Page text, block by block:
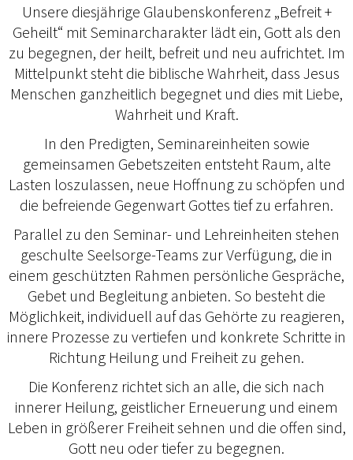
Unsere diesjährige Glaubenskonferenz „Befreit +
Geheilt“ mit Seminarcharakter lädt ein, Gott als den
zu begegnen, der heilt, befreit und neu aufrichtet. Im
Mittelpunkt steht die biblische Wahrheit, dass Jesus
Menschen ganzheitlich begegnet und dies mit Liebe,
Wahrheit und Kraft.
In den Predigten, Seminareinheiten sowie
gemeinsamen Gebetszeiten entsteht Raum, alte
Lasten loszulassen, neue Hoffnung zu schöpfen und
die befreiende Gegenwart Gottes tief zu erfahren.
Parallel zu den Seminar- und Lehreinheiten stehen
geschulte Seelsorge-Teams zur Verfügung, die in
einem geschützten Rahmen persönliche Gespräche,
Gebet und Begleitung anbieten. So besteht die
Möglichkeit, individuell auf das Gehörte zu reagieren,
innere Prozesse zu vertiefen und konkrete Schritte in
Richtung Heilung und Freiheit zu gehen.
Die Konferenz richtet sich an alle, die sich nach
innerer Heilung, geistlicher Erneuerung und einem
Leben in größerer Freiheit sehnen und die offen sind,
Gott neu oder tiefer zu begegnen.